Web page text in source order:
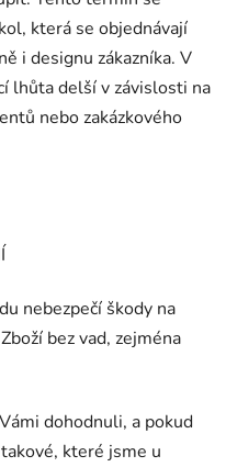
která se objednávají
i designu zákazníka. V
lhůta delší v závislosti na
nebo zakázkového
nebezpečí škody na
bez vad, zejména
dohodnuli, a pokud
které jsme u